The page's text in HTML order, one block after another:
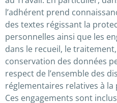
l’adhérent prend
des textes régissant la
personnelles ainsi que les
dans le recueil, le
conservation des données
respect de l’ensemble des
réglementaires relatives à
Ces engagements sont